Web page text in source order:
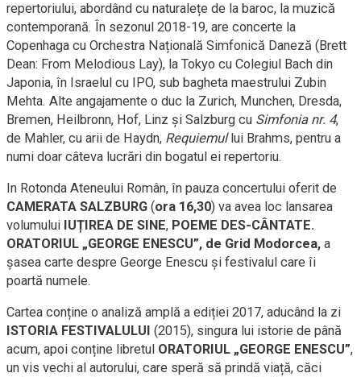
repertoriului, abordând cu naturalețe de la baroc, la muzică
contemporană. În sezonul 2018-19, are concerte la
Copenhaga cu Orchestra Națională Simfonică Daneză (Brett
Dean: From Melodious Lay), la Tokyo cu Colegiul Bach din
Japonia, în Israelul cu IPO, sub bagheta maestrului Zubin
Mehta. Alte angajamente o duc la Zurich, Munchen, Dresda,
Bremen, Heilbronn, Hof, Linz și Salzburg cu Simfonia nr. 4,
de Mahler, cu arii de Haydn, Requiemullui Brahms, pentru a
numi doar câteva lucrări din bogatul ei repertoriu.
n Rotonda Ateneului Român, în pauza concertului oferit de
CAMERATA SALZBURG (ora 16,30) va avea loc lansarea
volumului IUȚIREA DE SINE, POEME DES-CÂNTATE.
ORATORIUL „GEORGE ENESCU”, de Grid Modorcea, a
șasea carte despre George Enescu și festivalul care îi
poartă numele.
Cartea conține o analiză amplă a ediției 2017, aducând la zi
ISTORIA FESTIVALULUI (2015), singura lui istorie de până
acum, apoi conține libretul ORATORIUL „GEORGE ENESCU”,
un vis vechi al autorului, care speră să prindă viață, căci